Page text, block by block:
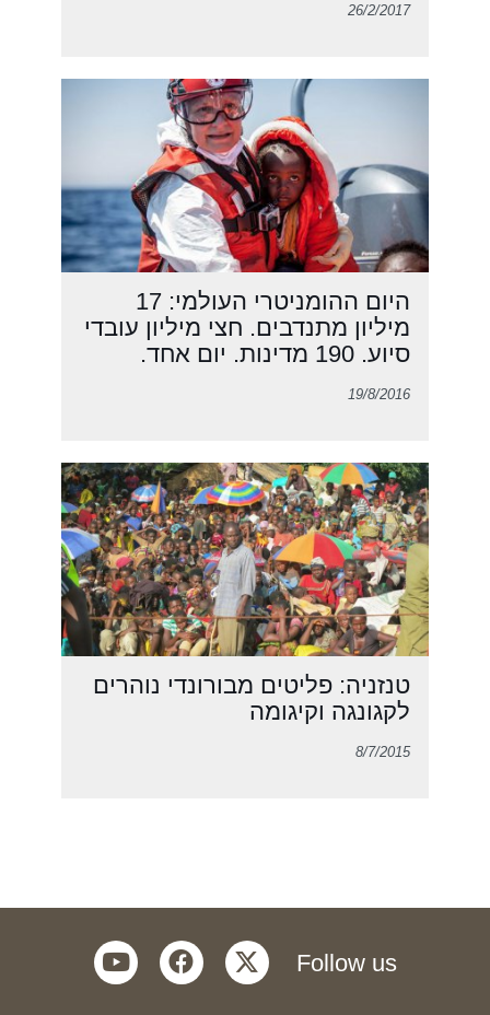
26/2/2017
היום ההומניטרי העולמי: 17
מיליון מתנדבים. חצי מיליון עובדי
סיוע. 190 מדינות. יום אחד.
19/8/2016
טנזניה: פליטים מבורונדי נוהרים
לקגונגה וקיגומה
8/7/2015
Follow us
twitter
facebook
youtube